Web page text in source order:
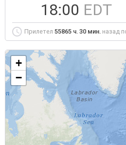
18:00 EDT
Прилетел 55865 ч. 30 мин. назад
+
−